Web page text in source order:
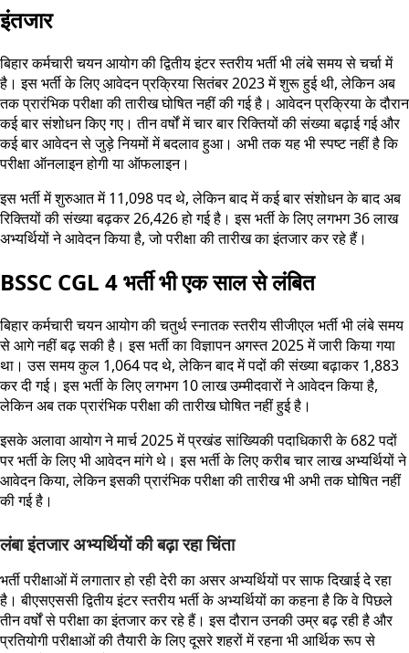
इंतजार
बिहार कर्मचारी चयन आयोग की द्वितीय इंटर स्तरीय भर्ती भी लंबे समय से चर्चा में
है। इस भर्ती के लिए आवेदन प्रक्रिया सितंबर 2023 में शुरू हुई थी, लेकिन अब
तक प्रारंभिक परीक्षा की तारीख घोषित नहीं की गई है। आवेदन प्रक्रिया के दौरान
कई बार संशोधन किए गए। तीन वर्षों में चार बार रिक्तियों की संख्या बढ़ाई गई और
कई बार आवेदन से जुड़े नियमों में बदलाव हुआ। अभी तक यह भी स्पष्ट नहीं है कि
परीक्षा ऑनलाइन होगी या ऑफलाइन।
इस भर्ती में शुरुआत में 11,098 पद थे, लेकिन बाद में कई बार संशोधन के बाद अब
रिक्तियों की संख्या बढ़कर 26,426 हो गई है। इस भर्ती के लिए लगभग 36 लाख
अभ्यर्थियों ने आवेदन किया है, जो परीक्षा की तारीख का इंतजार कर रहे हैं।
BSSC CGL 4 भर्ती भी एक साल से लंबित
बिहार कर्मचारी चयन आयोग की चतुर्थ स्नातक स्तरीय सीजीएल भर्ती भी लंबे समय
से आगे नहीं बढ़ सकी है। इस भर्ती का विज्ञापन अगस्त 2025 में जारी किया गया
था। उस समय कुल 1,064 पद थे, लेकिन बाद में पदों की संख्या बढ़ाकर 1,883
कर दी गई। इस भर्ती के लिए लगभग 10 लाख उम्मीदवारों ने आवेदन किया है,
लेकिन अब तक प्रारंभिक परीक्षा की तारीख घोषित नहीं हुई है।
इसके अलावा आयोग ने मार्च 2025 में प्रखंड सांख्यिकी पदाधिकारी के 682 पदों
पर भर्ती के लिए भी आवेदन मांगे थे। इस भर्ती के लिए करीब चार लाख अभ्यर्थियों ने
आवेदन किया, लेकिन इसकी प्रारंभिक परीक्षा की तारीख भी अभी तक घोषित नहीं
की गई है।
लंबा इंतजार अभ्यर्थियों की बढ़ा रहा चिंता
भर्ती परीक्षाओं में लगातार हो रही देरी का असर अभ्यर्थियों पर साफ दिखाई दे रहा
है। बीएसएससी द्वितीय इंटर स्तरीय भर्ती के अभ्यर्थियों का कहना है कि वे पिछले
तीन वर्षों से परीक्षा का इंतजार कर रहे हैं। इस दौरान उनकी उम्र बढ़ रही है और
प्रतियोगी परीक्षाओं की तैयारी के लिए दूसरे शहरों में रहना भी आर्थिक रूप से